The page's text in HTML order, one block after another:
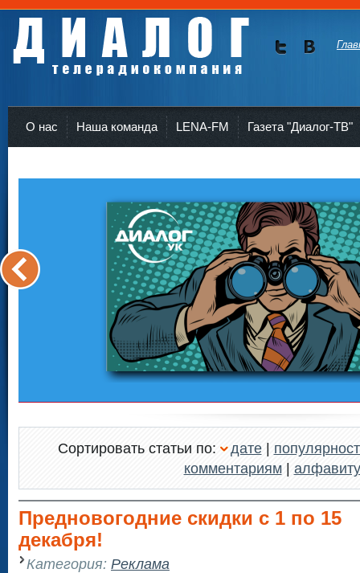
О нас Наша команда LENA-FM Газета "Диалог-ТВ"
Сортировать статьи по: дате|
комментариям| алфавиту
Предновогодние скидки с 1 по 15
декабря!
Категория: Реклама